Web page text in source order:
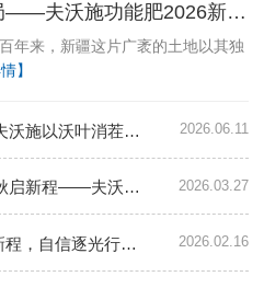
深耕十三载，聚势拓新局——夫沃施功能肥2026新疆农博会圆满收官
年来，新疆这片广袤的土地以其独
】
锚定土壤永续发展共识，夫沃施以沃叶消茬健土创新方案护航人类命运共同体 2026.06.11
七十一载铸根基，十三春秋启新程——夫沃施携新品强势亮相内蒙植保会 2026.03.27
夫沃施新年寄语 | 乘马跃新程，自信逐光行，笃行赴高峰！ 2026.02.16